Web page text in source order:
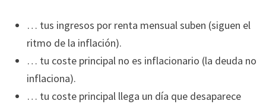
… tus ingresos por renta mensual suben (siguen el
ritmo de la inflación).
… tu coste principal no es inflacionario (la deuda no
inflaciona).
… tu coste principal llega un día que desaparece